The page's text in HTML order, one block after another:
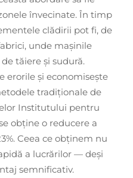
învecinate. În timp
clădirii pot fi, de
unde mașinile
tăiere și sudură.
erorile și economisește
tradiționale de
Institutului pentru
obține o reducere a
Ceea ce obținem nu
a lucrărilor — deși
semnificativ.